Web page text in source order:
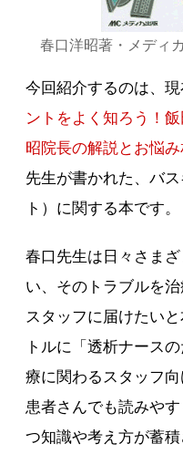
春口洋昭著・メディ
今回紹介するのは、現
ントをよく知ろう！
昭院長の解説とお悩み
先生が書かれた、バ
ト）に関する本です。
春口先生は日々さまざ
い、そのトラブルを
スタッフに届けたい
トルに「透析ナース
療に関わるスタッフ
患者さんでも読みや
つ知識や考え方が蓄